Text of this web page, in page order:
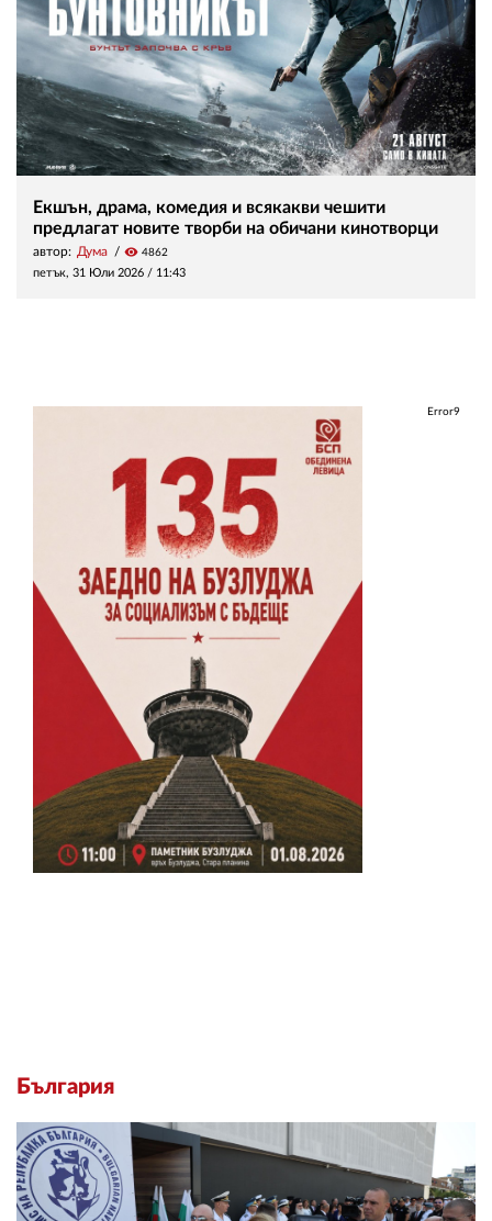
Екшън, драма, комедия и всякакви чешити
предлагат новите творби на обичани кинотворци
автор: Дума visibility 4862
петък, 31 Юли 2026 / 11:43
Error9
България